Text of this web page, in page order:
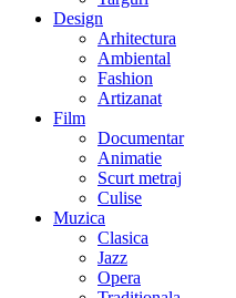
Design
Arhitectura
Ambiental
Fashion
Artizanat
Film
Documentar
Animatie
Scurt metraj
Culise
Muzica
Clasica
Jazz
Opera